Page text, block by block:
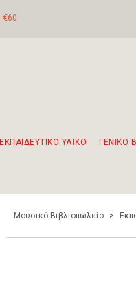
€60
ΥΛΙΚΟ ΓΕΝΙΚΟ
Μουσικό Βιβλιοπωλείο >